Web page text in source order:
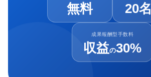
無料 20名
成果報酬型手数料
収益の30%